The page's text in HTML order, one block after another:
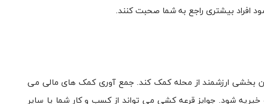
افراد بیشتری راجع به شما صحبت کنند.
بخشی ارزشمند از محله کمک کند. جمع آوری کمک های مالی می
شود. جوایز قرعه کشی می تواند از کسب و کار شما یا سایر